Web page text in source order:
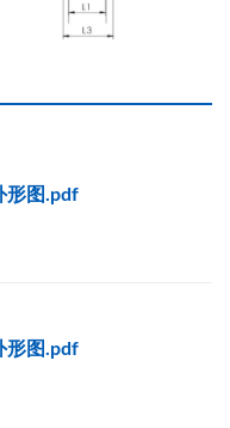
形图.pdf
形图.pdf